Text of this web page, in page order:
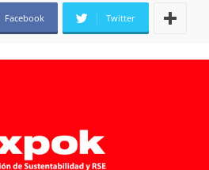
Facebook Twitter